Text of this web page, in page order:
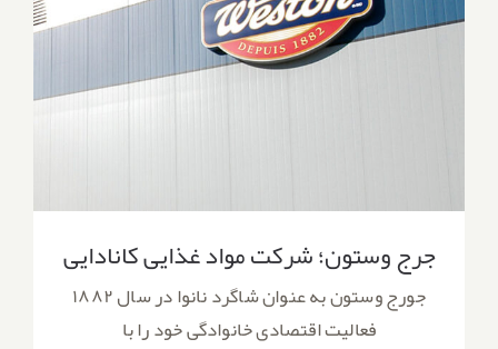
جرج وستون؛ شرکت مواد غذایی کانادایی
جرج وستون؛ شرکت مواد غذایی کانادایی
جورج وستون به عنوان شاگرد نانوا در سال ۱۸۸۲
فعالیت اقتصادی خانوادگی خود را با